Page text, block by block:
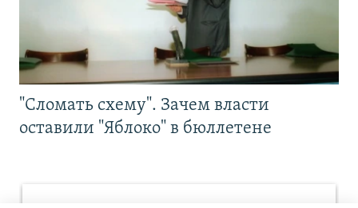
"Сломать схему". Зачем власти
оставили "Яблоко" в бюллетене